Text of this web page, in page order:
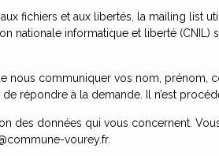
fichiers et aux libertés, la mailing list
nationale informatique et liberté
nous communiquer vos nom, prénom,
répondre à la demande. Il n’est
des données qui vous concernent.
vourey.fr.